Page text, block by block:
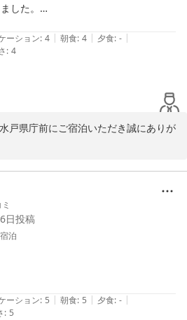
なご意見ありがとうございます。常時
いております為、混み合うことがござ
から26時まで、翌日5時から10時まで
。特に15時と24時以降は比較的空いて
ご利用くださいませ。
りお待ちしております。お忙しい中ご
いました。
した。
ーション: 4 | 朝食: 4 | 夕食: - |
: 4
戸県庁前にご宿泊いただき誠にありが
地内にございます「海鮮ダイニングま
徒歩圏内でお召し上がりいただける飲
、近くにはコンビニエンスストアやス
の良さから多くのお客様に好評いただ
バイキングについても「美味しい」と
ッフ一同大変嬉しく存じます。朝食バ
日投稿
宿泊
ーション: 5 | 朝食: 5 | 夕食: - |
: 5